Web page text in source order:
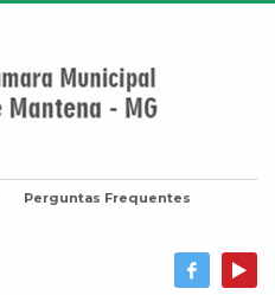
Perguntas Frequentes